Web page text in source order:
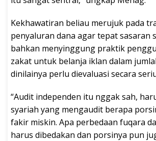
Kekhawatiran beliau merujuk pada
penyaluran dana agar tepat sasaran
bahkan menyinggung praktik
zakat untuk belanja iklan dalam
dinilainya perlu dievaluasi secara
“Audit independen itu nggak sah,
syariah yang mengaudit berapa
fakir miskin. Apa perbedaan fuqara
harus dibedakan dan porsinya pun